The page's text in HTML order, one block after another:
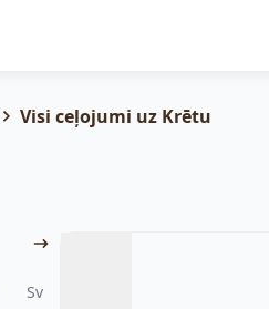
Visi ceļojumi uz Krētu
Sv